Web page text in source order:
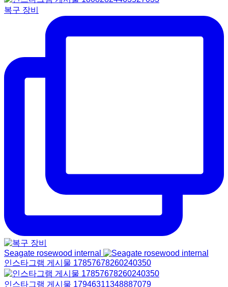
복구 장비
Seagate rosewood internal
인스타그램 게시물 17857678260240350
인스타그램 게시물 17946311348887079